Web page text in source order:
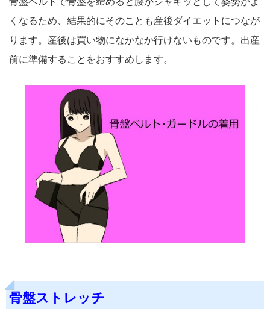
くなるため、結果的にそのことも産後ダイエットにつなが
ります。産後は買い物になかなか行けないものです。出産
前に準備することをおすすめします。
骨盤ストレッチ